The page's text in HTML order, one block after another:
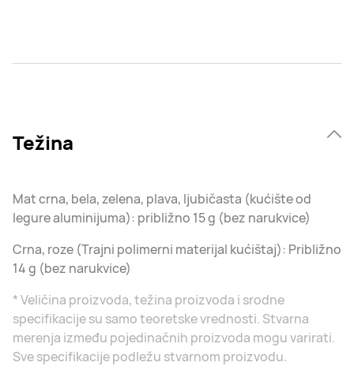
Težina
Mat crna, bela, zelena, plava, ljubičasta (kućište od
legure aluminijuma): približno 15 g (bez narukvice)
Crna, roze (Trajni polimerni materijal kućištaj): Približno
14 g (bez narukvice)
* Veličina proizvoda, težina proizvoda i srodne
specifikacije su samo teoretske vrednosti. Stvarna
merenja između pojedinačnih proizvoda mogu varirati.
Sve specifikacije podležu stvarnom proizvodu.